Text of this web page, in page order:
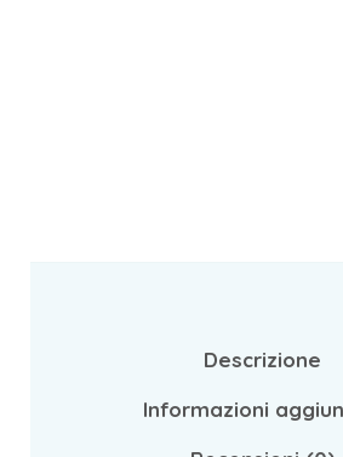
Descrizione
Informazioni